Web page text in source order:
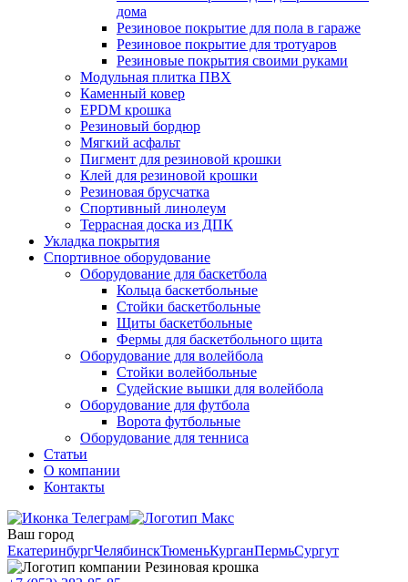
дома
Резиновое покрытие для пола в гараже
Резиновое покрытие для тротуаров
Резиновые покрытия своими руками
Модульная плитка ПВХ
Каменный ковер
EPDM крошка
Резиновый бордюр
Мягкий асфальт
Пигмент для резиновой крошки
Клей для резиновой крошки
Резиновая брусчатка
Спортивный линолеум
Террасная доска из ДПК
Укладка покрытия
Спортивное оборудование
Оборудование для баскетбола
Кольца баскетбольные
Стойки баскетбольные
Щиты баскетбольные
Фермы для баскетбольного щита
Оборудование для волейбола
Стойки волейбольные
Судейские вышки для волейбола
Оборудование для футбола
Ворота футбольные
Оборудование для тенниса
Статьи
О компании
Контакты
Ваш город
ЕкатеринбургЧелябинскТюменьКурганПермьСургут